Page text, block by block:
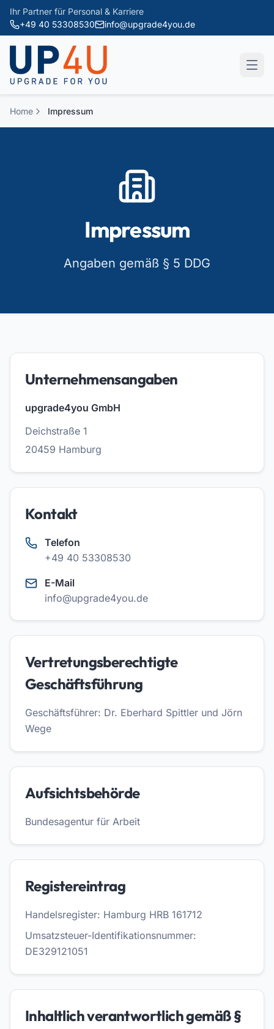
Zum Hauptinhalt springen
Ihr Partner für Personal & Karriere
+49 40 53308530
info@upgrade4you.de
Home Impressum
Impressum
Angaben gemäß § 5 DDG
Unternehmensangaben
upgrade4you GmbH
Deichstraße 1
20459 Hamburg
Kontakt
Telefon
+49 40 53308530
E-Mail
info@upgrade4you.de
Vertretungsberechtigte
Geschäftsführung
Geschäftsführer: Dr. Eberhard Spittler und Jörn
Wege
Aufsichtsbehörde
Bundesagentur für Arbeit
Registereintrag
Handelsregister: Hamburg HRB 161712
Umsatzsteuer-Identifikationsnummer:
DE329121051
Inhaltlich verantwortlich gemäß §